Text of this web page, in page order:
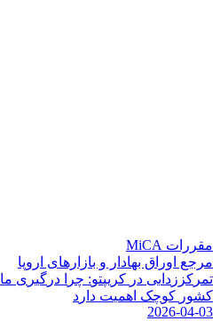
مقررات MiCA
مرجع اوراق بهادار و بازارهای اروپا
تمر کز ز د یی در کر یپتو: چر در گیر ی ما
کشور کوچک همیت د ر د
2026-04-03